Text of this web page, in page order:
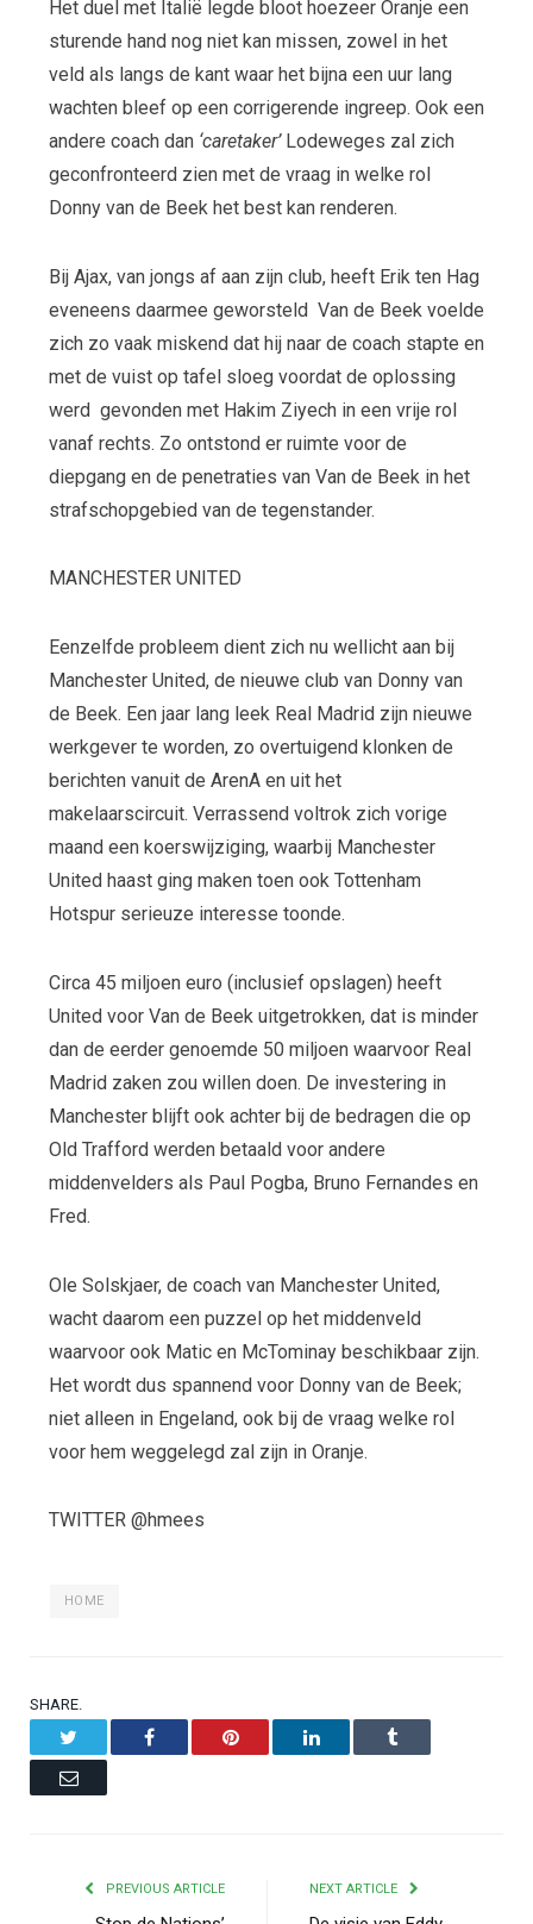
Het duel met Italië legde bloot hoezeer Oranje een
sturende hand nog niet kan missen, zowel in het
veld als langs de kant waar het bijna een uur lang
wachten bleef op een corrigerende ingreep. Ook een
andere coach dan ‘caretaker’Lodeweges zal zich
geconfronteerd zien met de vraag in welke rol
Donny van de Beek het best kan renderen.
Bij Ajax, van jongs af aan zijn club, heeft Erik ten Hag
eveneens daarmee geworsteld Van de Beek voelde
zich zo vaak miskend dat hij naar de coach stapte en
met de vuist op tafel sloeg voordat de oplossing
werd gevonden met Hakim Ziyech in een vrije rol
vanaf rechts. Zo ontstond er ruimte voor de
diepgang en de penetraties van Van de Beek in het
strafschopgebied van de tegenstander.
MANCHESTER UNITED
Eenzelfde probleem dient zich nu wellicht aan bij
Manchester United, de nieuwe club van Donny van
de Beek. Een jaar lang leek Real Madrid zijn nieuwe
werkgever te worden, zo overtuigend klonken de
berichten vanuit de ArenA en uit het
makelaarscircuit. Verrassend voltrok zich vorige
maand een koerswijziging, waarbij Manchester
United haast ging maken toen ook Tottenham
Hotspur serieuze interesse toonde.
Circa 45 miljoen euro (inclusief opslagen) heeft
United voor Van de Beek uitgetrokken, dat is minder
dan de eerder genoemde 50 miljoen waarvoor Real
Madrid zaken zou willen doen. De investering in
Manchester blijft ook achter bij de bedragen die op
Old Trafford werden betaald voor andere
middenvelders als Paul Pogba, Bruno Fernandes en
Fred.
Ole Solskjaer, de coach van Manchester United,
wacht daarom een puzzel op het middenveld
waarvoor ook Matic en McTominay beschikbaar zijn.
Het wordt dus spannend voor Donny van de Beek;
niet alleen in Engeland, ook bij de vraag welke rol
voor hem weggelegd zal zijn in Oranje.
TWITTER @hmees
HOME
SHARE.
Facebook Pinterest LinkedIn Tumblr
Email
PREVIOUS ARTICLE NEXT ARTICLE